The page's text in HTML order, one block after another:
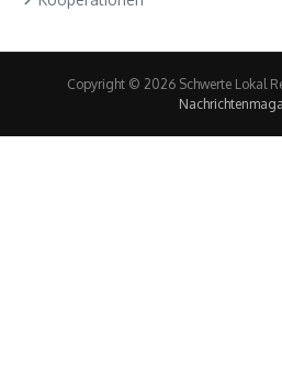
Copyright © 2026 Schwerte Lokal